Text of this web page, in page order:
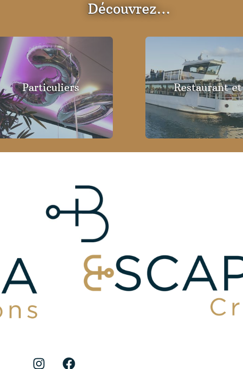
Découvrez…
Particuliers Restaurant et